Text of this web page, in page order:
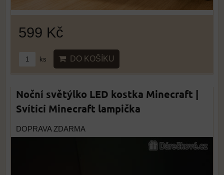
599 Kč
ks DO KOŠÍKU
Noční světýlko LED kostka Minecraft |
Svítící Minecraft lampička
DOPRAVA ZDARMA